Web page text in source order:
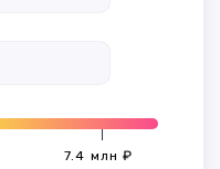
7.4 млн ₽